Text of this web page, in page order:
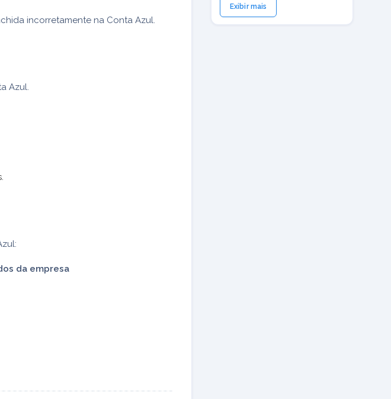
incorretamente na Conta Azul.
Azul.
da empresa
Exibir mais